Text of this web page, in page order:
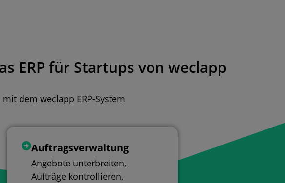
ERP für Startups von weclapp
dem weclapp ERP-System
Auftragsverwaltung
Angebote unterbreiten,
Aufträge kontrollieren,